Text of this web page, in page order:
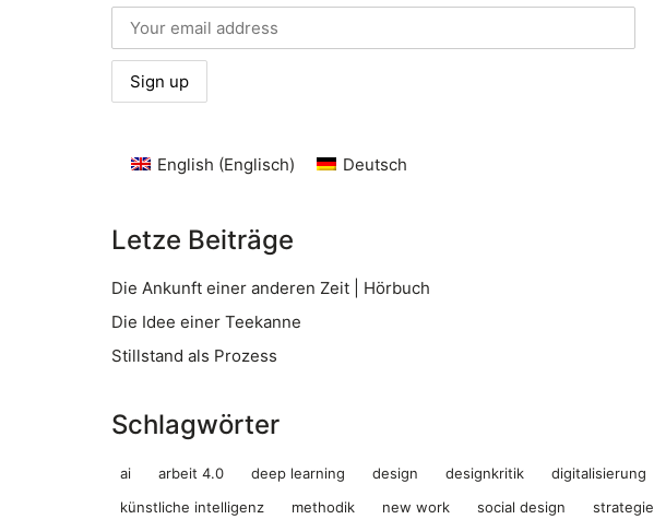
English (Englisch) Deutsch
Letze Beiträge
Die Ankunft einer anderen Zeit | Hörbuch
Die Idee einer Teekanne
Stillstand als Prozess
Schlagwörter
ai arbeit 4.0 deep learning design designkritik digitalisierung
künstliche intelligenz
methodik new work social design strategie
thign © 2026 – all rights reserved |impressum |datenschutz